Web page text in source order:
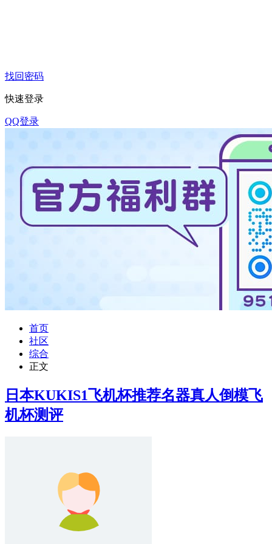
找回密码
快速登录
QQ登录
首页
社区
综合
正文
日本KUKIS1飞机杯推荐名器真人倒模飞
机杯测评